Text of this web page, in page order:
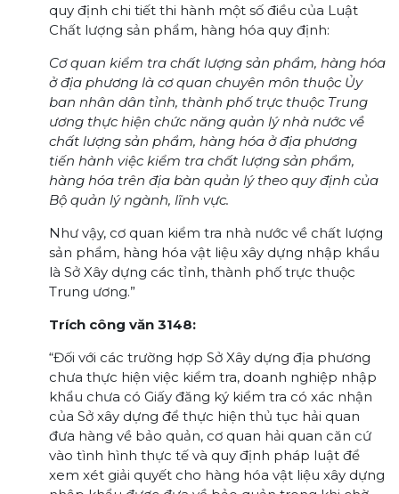
quy định chi tiết thi hành một số điều của Luật
Chất lượng sản phẩm, hàng hóa quy định:
Cơ quan kiểm tra chất lượng sản phẩm, hàng hóa
ở địa phương là cơ quan chuyên môn thuộc Ủy
ban nhân dân tỉnh, thành phố trực thuộc Trung
ương thực hiện chức năng quản lý nhà nước về
chất lượng sản phẩm, hàng hóa ở địa phương
tiến hành việc kiểm tra chất lượng sản phẩm,
hàng hóa trên địa bàn quản lý theo quy định của
Bộ quản lý ngành, lĩnh vực.
Như vậy, cơ quan kiểm tra nhà nước về chất lượng
sản phẩm, hàng hóa vật liệu xây dựng nhập khẩu
là Sở Xây dựng các tỉnh, thành phố trực thuộc
Trung ương.”
Trích công văn 3148:
“Đối với các trường hợp Sở Xây dựng địa phương
chưa thực hiện việc kiểm tra, doanh nghiệp nhập
khẩu chưa có Giấy đăng ký kiểm tra có xác nhận
của Sở xây dựng để thực hiện thủ tục hải quan
đưa hàng về bảo quản, cơ quan hải quan căn cứ
vào tình hình thực tế và quy định pháp luật để
xem xét giải quyết cho hàng hóa vật liệu xây dựng